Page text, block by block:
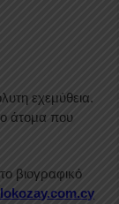
εχεμύθεια.
άτομα που
βιογραφικό